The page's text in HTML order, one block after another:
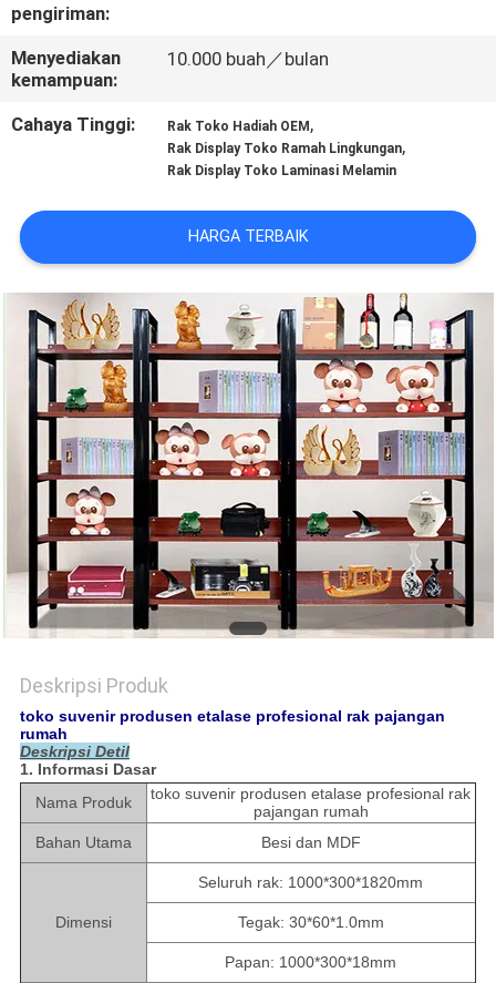
HUBUNGI
KAMI
PERMINTAAN
PENAWARAN
SITEMAP
PRIVACY
POLICY
pengiriman:
Menyediakan
kemampuan:
10.000 buah／bulan
Cahaya Tinggi: Rak Toko Hadiah OEM ,
Rak Display Toko Ramah Lingkungan,
Rak Display Toko Laminasi Melamin
HARGA TERBAIK
Deskripsi Produk
toko suvenir produsen etalase profesional rak pajangan
rumah
Deskripsi Detil
1. Informasi Dasar
Nama Produk
toko suvenir produsen etalase profesional rak
pajangan rumah
Bahan Utama
Besi dan MDF
Dimensi
Seluruh rak: 1000*300*1820mm
Tegak: 30*60*1.0mm
Papan: 1000*300*18mm